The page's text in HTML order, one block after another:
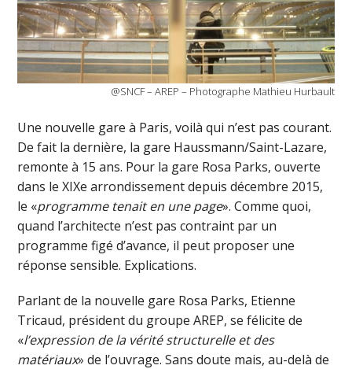
@SNCF – AREP – Photographe Mathieu Hurbault
Une nouvelle gare à Paris, voilà qui n’est pas courant.
De fait la dernière, la gare Haussmann/Saint-Lazare,
remonte à 15 ans. Pour la gare Rosa Parks, ouverte
dans le XIXe arrondissement depuis décembre 2015,
le «programme tenait en une page». Comme quoi,
quand l’architecte n’est pas contraint par un
programme figé d’avance, il peut proposer une
réponse sensible. Explications.
Parlant de la nouvelle gare Rosa Parks, Etienne
Tricaud, président du groupe AREP, se félicite de
«l’expression de la vérité structurelle et des
matériaux» de l’ouvrage. Sans doute mais, au-delà de